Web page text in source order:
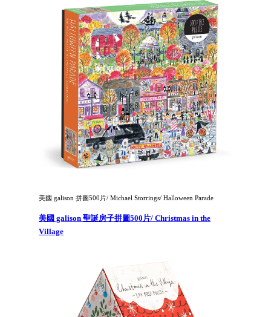
美國 galison 拼圖500片/ Michael Storrings/ Halloween Parade
美國 galison 聖誕房子拼圖500片/ Christmas in the
Village